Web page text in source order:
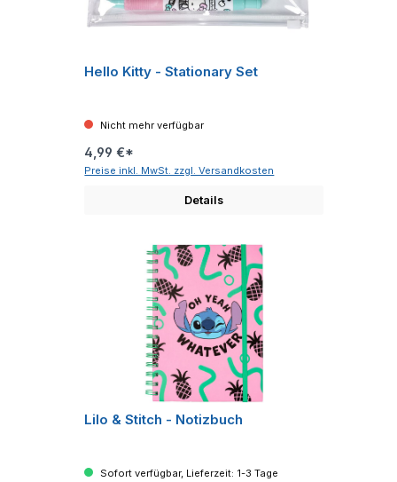
Hello Kitty - Stationary Set
Nicht mehr verfügbar
4,99 €*
Preise inkl. MwSt. zzgl. Versandkosten
Details
Lilo & Stitch - Notizbuch
Sofort verfügbar, Lieferzeit: 1-3 Tage